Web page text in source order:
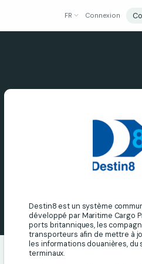
FR Connexion
Destin8 est un système
développé par Maritime Cargo
ports britanniques, les
transporteurs afin de mettre à
les informations douanières, du
terminaux.